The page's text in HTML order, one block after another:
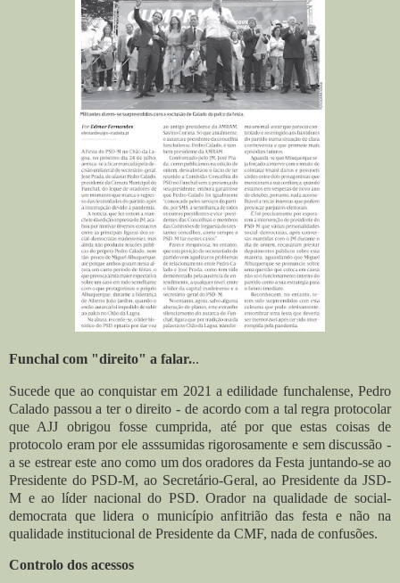
Funchal com "direito" a falar...
Sucede que ao conquistar em 2021 a edilidade funchalense, Pedro
Calado passou a ter o direito - de acordo com a tal regra protocolar
que AJJ obrigou fosse cumprida, até por que estas coisas de
protocolo eram por ele asssumidas rigorosamente e sem discussão -
a se estrear este ano como um dos oradores da Festa juntando-se ao
Presidente do PSD-M, ao Secretário-Geral, ao Presidente da JSD-
M e ao líder nacional do PSD. Orador na qualidade de social-
democrata que lidera o município anfitrião das festa e não na
qualidade institucional de Presidente da CMF, nada de confusões.
Controlo dos acessos